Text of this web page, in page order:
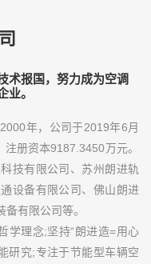
术报国，努力成为空调
业。
年，公司于2019年6月
册资本9187.3450万元。
技有限公司、苏州朗进轨
设备有限公司、佛山朗进
有限公司等。
学理念;坚持“朗进造=用心
研究;专注于节能型车辆空